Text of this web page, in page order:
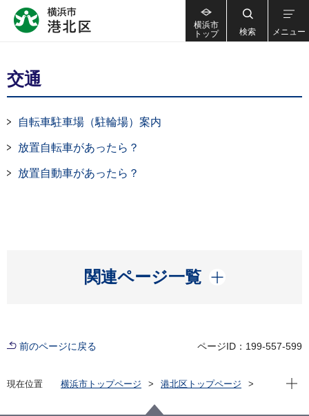
横浜市
トップ
検索 メニュー
交通
自転車駐車場（駐輪場）案内
放置自転車があったら？
放置自動車があったら？
関連ページ一覧
開く
前のページに戻る ページID：199-557-599
現在位置 横浜市トップページ
港北区トップページ
現在